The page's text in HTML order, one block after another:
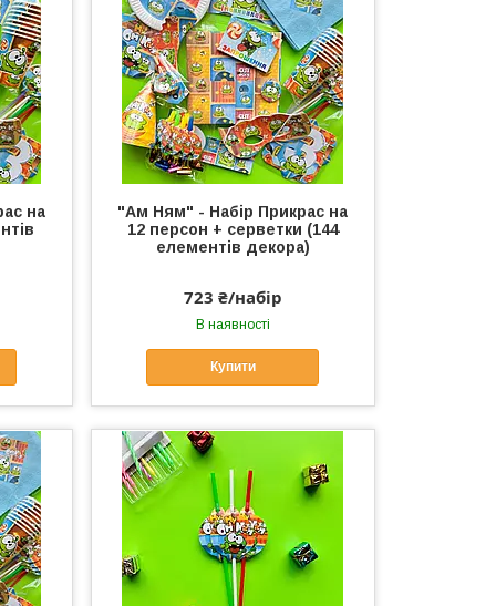
на
"Ам Ням" - Набір Прикрас на
12 персон + серветки (144
елементів декора)
723 ₴/набір
В наявності
Купити